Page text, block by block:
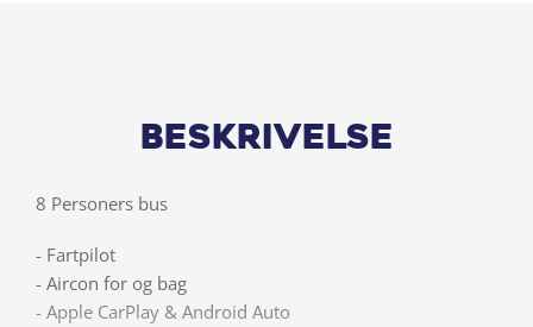
Beskrivelse
8 Personers bus
- Fartpilot
- Aircon for og bag
- Apple CarPlay & Android Auto